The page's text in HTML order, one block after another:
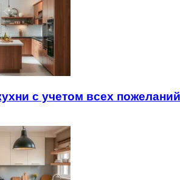
с учетом всех пожеланий